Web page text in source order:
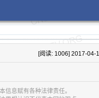
[阅读: 1006] 2017-04-
信息赋有各种法律责任。